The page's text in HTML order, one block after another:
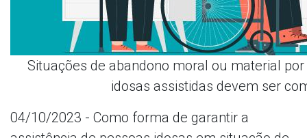
Situações de abandono moral ou material
idosas assistidas devem ser
04/10/2023 - Como forma de garantir a